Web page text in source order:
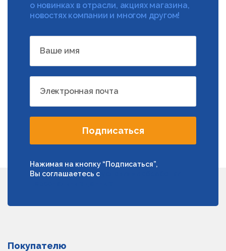
о новинках в отрасли, акциях магазина,
новостях компании и многом другом!
Ваше имя
Электронная почта
Подписаться
Нажимая на кнопку “Подписаться”,
Вы соглашаетесь с
Покупателю